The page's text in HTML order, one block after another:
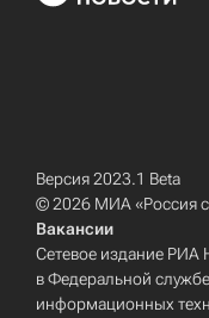
Версия 2023.1 Beta
© 2026 МИА «Россия
Вакансии
Сетевое издание РИА
в Федеральной
информационных